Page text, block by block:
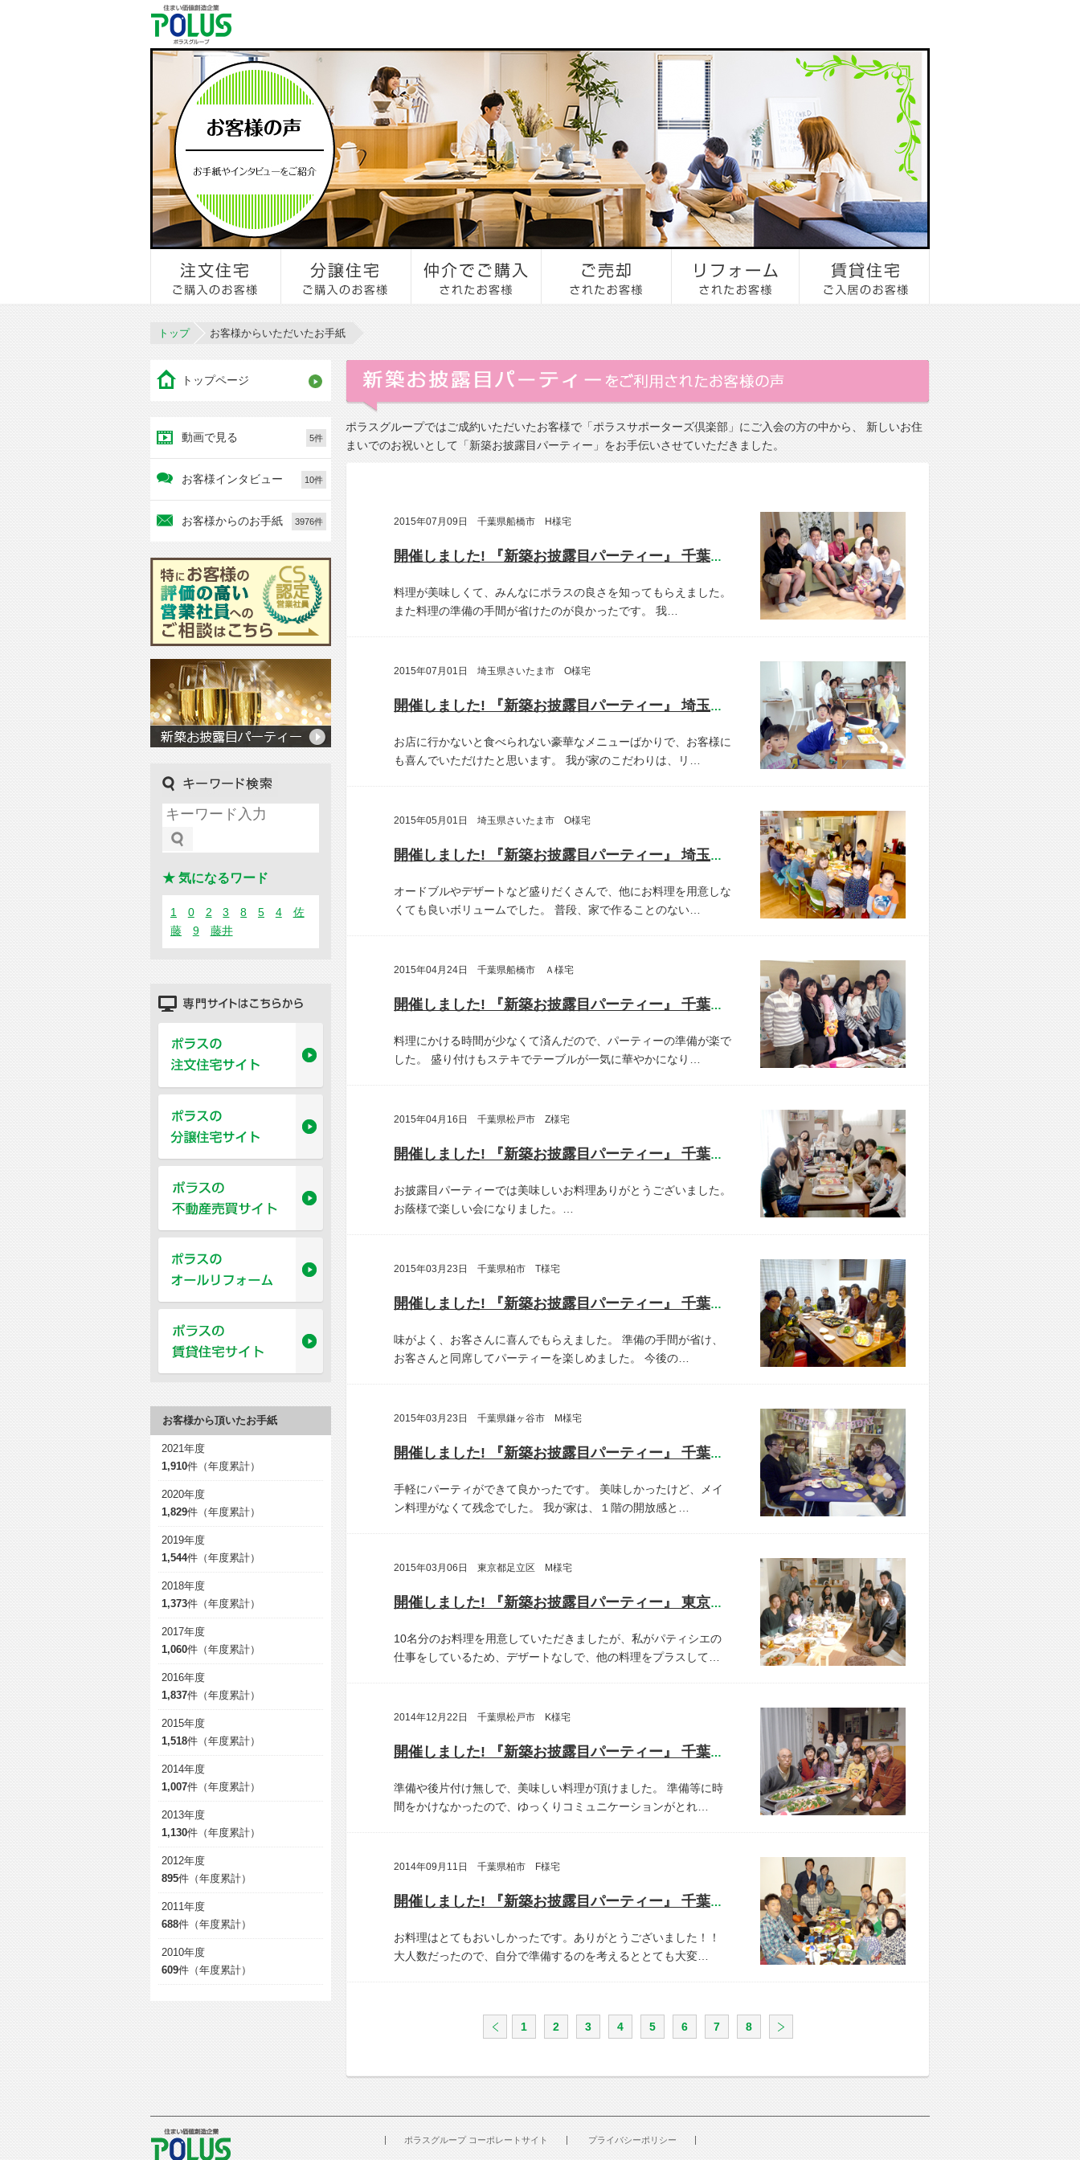
トップ お客様からいただいたお手紙
ポラスグループではご成約いただいたお客様で「ポラスサポーターズ倶楽部」にご入会の方の中から、 新しいお住
まいでのお祝いとして「新築お披露目パーティー」をお手伝いさせていただきました。
2015年07月09日 千葉県船橋市 H様宅
開催しました! 『新築お披露目パーティー』 千葉県船橋市 H様宅
料理が美味しくて、みんなにポラスの良さを知ってもらえました。
また料理の準備の手間が省けたのが良かったです。
我…
2015年07月01日 埼玉県さいたま市 O様宅
開催しました! 『新築お披露目パーティー』 埼玉県さいたま市 O様宅
お店に行かないと食べられない豪華なメニューばかりで、お客様に
も喜んでいただけたと思います。
我が家のこだわりは、リ…
2015年05月01日 埼玉県さいたま市 O様宅
開催しました! 『新築お披露目パーティー』 埼玉県さいたま市 O様宅
オードブルやデザートなど盛りだくさんで、他にお料理を用意しな
くても良いボリュームでした。
普段、家で作ることのない…
2015年04月24日 千葉県船橋市 Ａ様宅
開催しました! 『新築お披露目パーティー』 千葉県船橋市 A様宅
料理にかける時間が少なくて済んだので、パーティーの準備が楽で
した。
盛り付けもステキでテーブルが一気に華やかになり…
2015年04月16日 千葉県松戸市 Z様宅
開催しました! 『新築お披露目パーティー』 千葉県松戸市 Z様宅
お披露目パーティーでは美味しいお料理ありがとうございました。
お蔭様で楽しい会になりました。…
2015年03月23日 千葉県柏市 T様宅
開催しました! 『新築お披露目パーティー』 千葉県柏市 T様宅
味がよく、お客さんに喜んでもらえました。
準備の手間が省け、
お客さんと同席してパーティーを楽しめました。
今後の…
2015年03月23日 千葉県鎌ヶ谷市 M様宅
開催しました! 『新築お披露目パーティー』 千葉県鎌ヶ谷市 M様宅
手軽にパーティができて良かったです。
美味しかったけど、メイ
ン料理がなくて残念でした。
我が家は、１階の開放感と…
2015年03月06日 東京都足立区 M様宅
開催しました! 『新築お披露目パーティー』 東京都足立区 M様宅
10名分のお料理を用意していただきましたが、私がパティシエの
仕事をしているため、デザートなしで、他の料理をプラスして…
2014年12月22日 千葉県松戸市 K様宅
開催しました! 『新築お披露目パーティー』 千葉県松戸市 K様宅
準備や後片付け無しで、美味しい料理が頂けました。
準備等に時
間をかけなかったので、ゆっくりコミュニケーションがとれ…
2014年09月11日 千葉県柏市 F様宅
開催しました! 『新築お披露目パーティー』 千葉県柏市 F様宅
お料理はとてもおいしかったです。ありがとうございました！！
大人数だったので、自分で準備するのを考えるととても大変…
1 2 3 4 5 6 7 8
トップページ
動画で見る 5件
お客様インタビュー 10件
お客様からのお手紙 3976件
★ 気になるワード
1 0 2 3 8 5 4
佐
藤
9 藤井
お客様から頂いたお手紙
2021年度
1,910件（年度累計）
2020年度
1,829件（年度累計）
2019年度
1,544件（年度累計）
2018年度
1,373件（年度累計）
2017年度
1,060件（年度累計）
2016年度
1,837件（年度累計）
2015年度
1,518件（年度累計）
2014年度
1,007件（年度累計）
2013年度
1,130件（年度累計）
2012年度
895件（年度累計）
2011年度
688件（年度累計）
2010年度
609件（年度累計）
ポラスグループ コーポレートサイト
プライバシーポリシー